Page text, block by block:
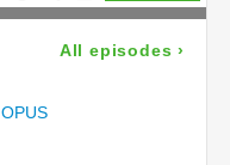
All episodes ›
OPUS